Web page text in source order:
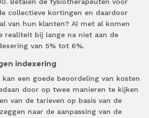
Betalen de fysiotherapeuten voor
collectieve kortingen en daardoor
van hun klanten? Al met al komen
realiteit bij lange na niet aan de
van 5% tot 6%.
indexering
een goede beoordeling van kosten
door op twee manieren te kijken
van de tarieven op basis van de
naar de aanpassing van de